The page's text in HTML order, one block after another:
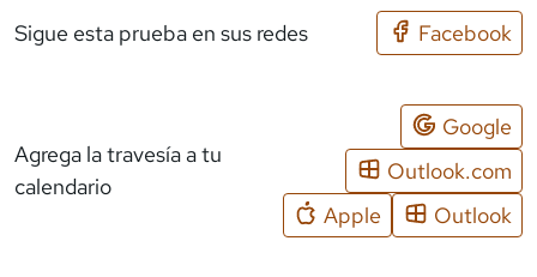
Sigue esta prueba en sus redes Facebook
Agrega la travesía a tu
calendario
Google
Outlook.com
Apple
Outlook